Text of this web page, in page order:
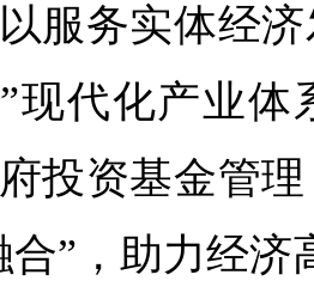
服务实体经
现代化产业
投资基金管
合”，助力经济